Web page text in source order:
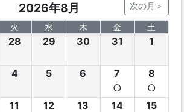
2026年8月 次の月＞
火 水 木 金 土
28 29 30 31 1
4 5 6
7
○
8
○
11
12
13
14
15